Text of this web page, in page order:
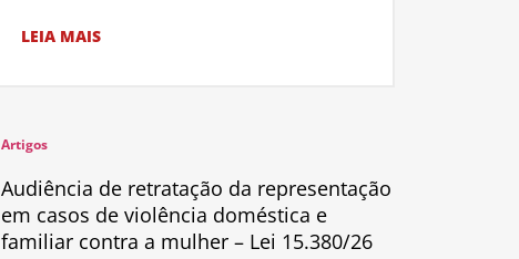
LEIA MAIS
Artigos
Audiência de retratação da representação
em casos de violência doméstica e
familiar contra a mulher – Lei 15.380/26